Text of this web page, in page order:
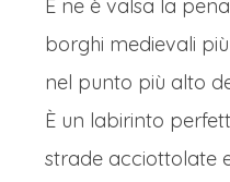
E ne è valsa la
borghi medievali
nel punto più alto
È un labirinto
strade acciottolate